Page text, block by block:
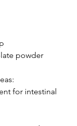
powder